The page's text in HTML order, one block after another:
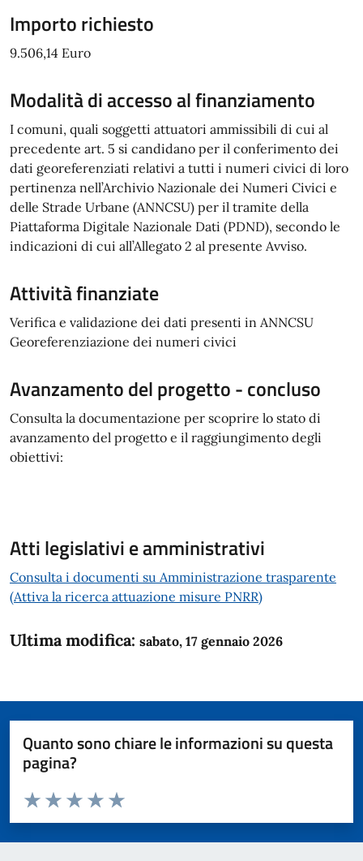
Importo richiesto
9.506,14 Euro
Modalità di accesso al finanziamento
I comuni, quali soggetti attuatori ammissibili di cui al
precedente art. 5 si candidano per il conferimento dei
dati georeferenziati relativi a tutti i numeri civici di loro
pertinenza nell’Archivio Nazionale dei Numeri Civici e
delle Strade Urbane (ANNCSU) per il tramite della
Piattaforma Digitale Nazionale Dati (PDND), secondo le
indicazioni di cui all’Allegato 2 al presente Avviso.
Attività finanziate
Verifica e validazione dei dati presenti in ANNCSU
Georeferenziazione dei numeri civici
Avanzamento del progetto - concluso
Consulta la documentazione per scoprire lo stato di
avanzamento del progetto e il raggiungimento degli
obiettivi:
Atti legislativi e amministrativi
Consulta i documenti su Amministrazione trasparente
(Attiva la ricerca attuazione misure PNRR)
Ultima modifica: sabato, 17 gennaio 2026
Quanto sono chiare le informazioni su questa
pagina?
Domanda
Valuta da 1 a 5 stelle la pagina
Valuta 5 stelle su 5
Valuta 4 stelle su 5
Valuta 3 stelle su 5
Valuta 2 stelle su 5
Valuta 1 stelle su 5